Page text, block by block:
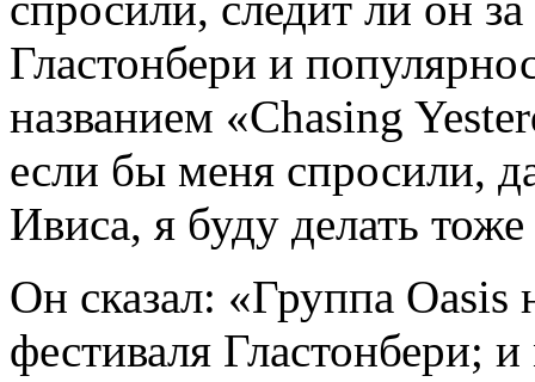
Гластонбери и
названием «Chasing
если бы меня спросили,
Ивиса, я буду делать
Он сказал: «Группа Oasis
фестиваля Гластонбери;